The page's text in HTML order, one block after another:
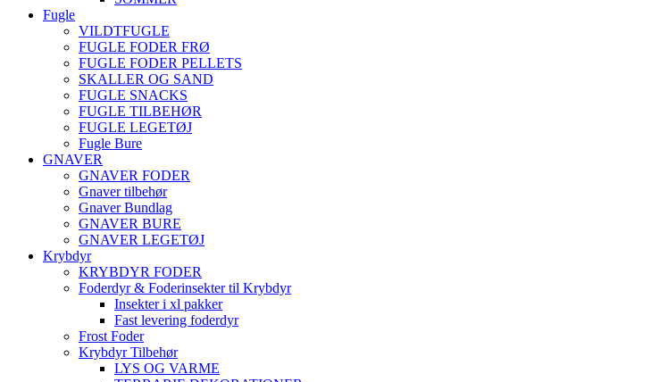
Fugle
VILDTFUGLE
FUGLE FODER FRØ
FUGLE FODER PELLETS
SKALLER OG SAND
FUGLE SNACKS
FUGLE TILBEHØR
FUGLE LEGETØJ
Fugle Bure
GNAVER
GNAVER FODER
Gnaver tilbehør
Gnaver Bundlag
GNAVER BURE
GNAVER LEGETØJ
Krybdyr
KRYBDYR FODER
Foderdyr & Foderinsekter til Krybdyr
Insekter i xl pakker
Fast levering foderdyr
Frost Foder
Krybdyr Tilbehør
LYS OG VARME